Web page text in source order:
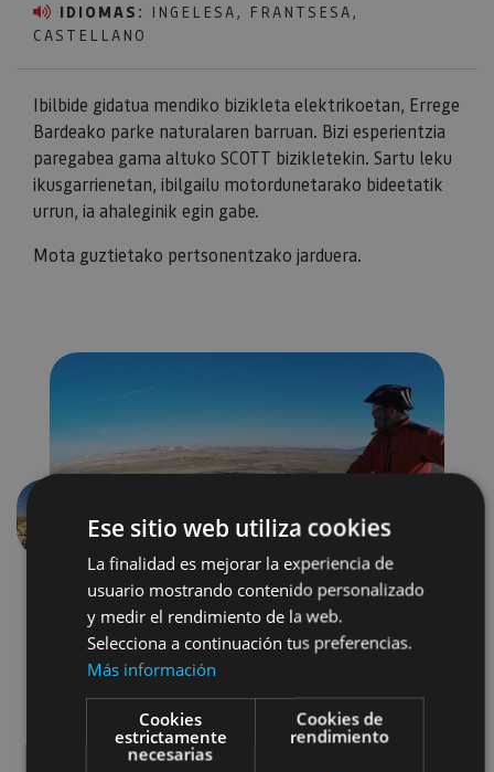
IDIOMAS:
INGELESA, FRANTSESA,
CASTELLANO
Ibilbide gidatua mendiko bizikleta elektrikoetan, Errege
Bardeako parke naturalaren barruan. Bizi esperientzia
paregabea gama altuko SCOTT bizikletekin. Sartu leku
ikusgarrienetan, ibilgailu motordunetarako bideetatik
urrun, ia ahaleginik egin gabe.
Mota guztietako pertsonentzako jarduera.
Aurrekoa
Bici Visitas guiadas
Ese sitio web utiliza cookies
La finalidad es mejorar la experiencia de
usuario mostrando contenido personalizado
y medir el rendimiento de la web.
Selecciona a continuación tus preferencias.
Más información
Cookies
estrictamente
necesarias
Cookies de
rendimiento